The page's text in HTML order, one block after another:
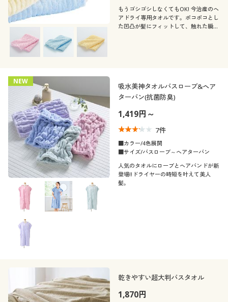
もうゴシゴシしなくてもOK! 今治産のヘ
アドライ専用タオルです。ポコポコとし
た凹凸が髪にフィットして、触れた瞬間
NEW
吸水美神タオルバスローブ&ヘア
ターバン(抗菌防臭)
1,419円～
7件
■カラー/4色展開
■サイズ/バスローブ～ヘアターバン
人気のタオルにローブとヘアバンドが新
登場!!ドライヤーの時短を叶えて美人
髪。
乾きやすい超大判バスタオル
1,870円